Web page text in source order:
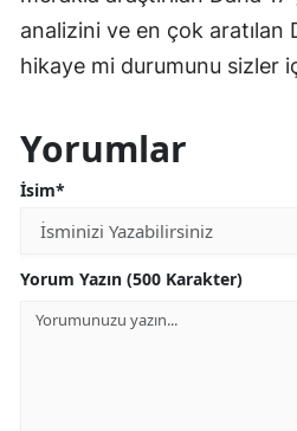
analizini ve en çok aratılan
hikaye mi durumunu sizler
Yorumlar
İsim*
Yorum Yazın (500 Karakter)